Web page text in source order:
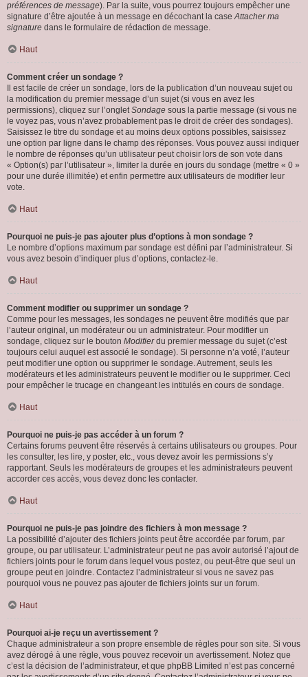
préférences de message). Par la suite, vous pourrez toujours empêcher une
signature d’être ajoutée à un message en décochant la caseAttacher ma
signature dans le formulaire de rédaction de message.
Haut
Comment créer un sondage ?
Il est facile de créer un sondage, lors de la publication d’un nouveau sujet ou
la modification du premier message d’un sujet (si vous en avez les
permissions), cliquez sur l’ongletSondage sous la partie message (si vous ne
le voyez pas, vous n’avez probablement pas le droit de créer des sondages).
Saisissez le titre du sondage et au moins deux options possibles, saisissez
une option par ligne dans le champ des réponses. Vous pouvez aussi indiquer
le nombre de réponses qu’un utilisateur peut choisir lors de son vote dans
« Option(s) par l’utilisateur », limiter la durée en jours du sondage (mettre « 0 »
pour une durée illimitée) et enfin permettre aux utilisateurs de modifier leur
vote.
Haut
Pourquoi ne puis-je pas ajouter plus d’options à mon sondage ?
Le nombre d’options maximum par sondage est défini par l’administrateur. Si
vous avez besoin d’indiquer plus d’options, contactez-le.
Haut
Comment modifier ou supprimer un sondage ?
Comme pour les messages, les sondages ne peuvent être modifiés que par
l’auteur original, un modérateur ou un administrateur. Pour modifier un
sondage, cliquez sur le bouton Modifierdu premier message du sujet (c’est
toujours celui auquel est associé le sondage). Si personne n’a voté, l’auteur
peut modifier une option ou supprimer le sondage. Autrement, seuls les
modérateurs et les administrateurs peuvent le modifier ou le supprimer. Ceci
pour empêcher le trucage en changeant les intitulés en cours de sondage.
Haut
Pourquoi ne puis-je pas accéder à un forum ?
Certains forums peuvent être réservés à certains utilisateurs ou groupes. Pour
les consulter, les lire, y poster, etc., vous devez avoir les permissions s’y
rapportant. Seuls les modérateurs de groupes et les administrateurs peuvent
accorder ces accès, vous devez donc les contacter.
Haut
Pourquoi ne puis-je pas joindre des fichiers à mon message ?
La possibilité d’ajouter des fichiers joints peut être accordée par forum, par
groupe, ou par utilisateur. L’administrateur peut ne pas avoir autorisé l’ajout de
fichiers joints pour le forum dans lequel vous postez, ou peut-être que seul un
groupe peut en joindre. Contactez l’administrateur si vous ne savez pas
pourquoi vous ne pouvez pas ajouter de fichiers joints sur un forum.
Haut
Pourquoi ai-je reçu un avertissement ?
Chaque administrateur a son propre ensemble de règles pour son site. Si vous
avez dérogé à une règle, vous pouvez recevoir un avertissement. Notez que
c’est la décision de l’administrateur, et que phpBB Limited n’est pas concerné